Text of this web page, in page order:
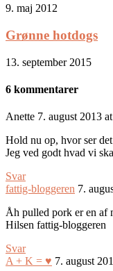
9. maj 2012
Grønne hotdogs
13. september 2015
6 kommentarer
Anette 7. august 2013
Hold nu op, hvor ser
Jeg ved godt hvad vi
Svar
fattig-bloggeren 7.
Åh pulled pork er en af
Hilsen fattig-bloggeren
Svar
A + K = ♥ 7. august